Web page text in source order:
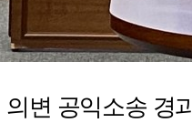
의변 공익소송 경